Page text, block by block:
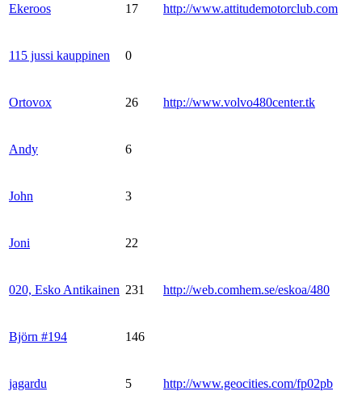
Ekeroos 17 http://www.attitudemotorclub.com
115 jussi kauppinen 0
Ortovox 26 http://www.volvo480center.tk
Andy 6
John 3
Joni 22
020, Esko Antikainen 231 http://web.comhem.se/eskoa/480
Björn #194 146
jagardu 5 http://www.geocities.com/fp02pb